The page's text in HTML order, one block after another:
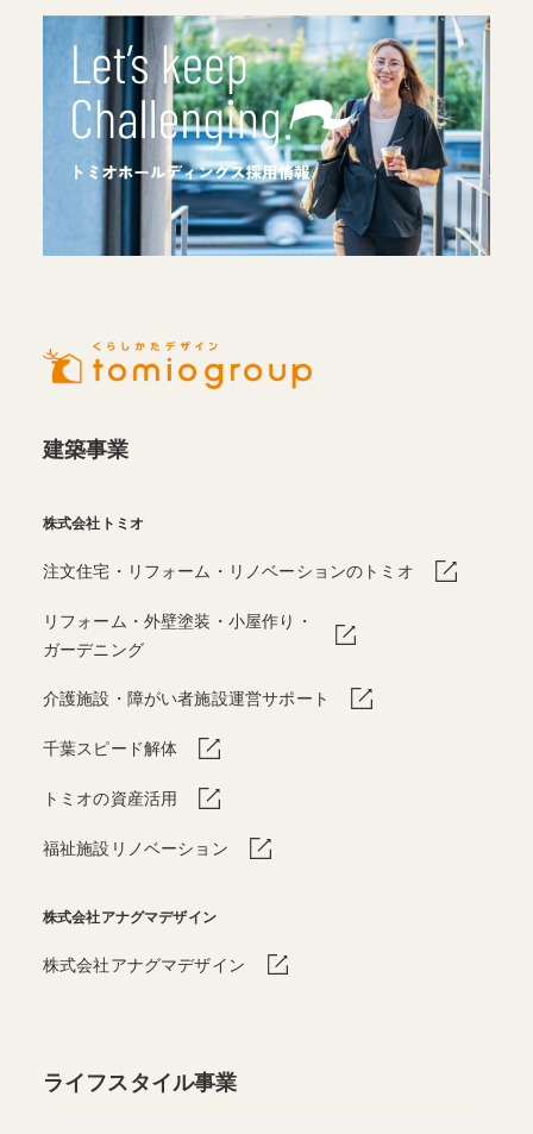
建築事業
株式会社トミオ
注文住宅・リフォーム・リノベーションのトミオ
リフォーム・外壁塗装・小屋作り・
ガーデニング
介護施設・障がい者施設運営サポート
千葉スピード解体
トミオの資産活用
福祉施設リノベーション
株式会社アナグマデザイン
株式会社アナグマデザイン
ライフスタイル事業